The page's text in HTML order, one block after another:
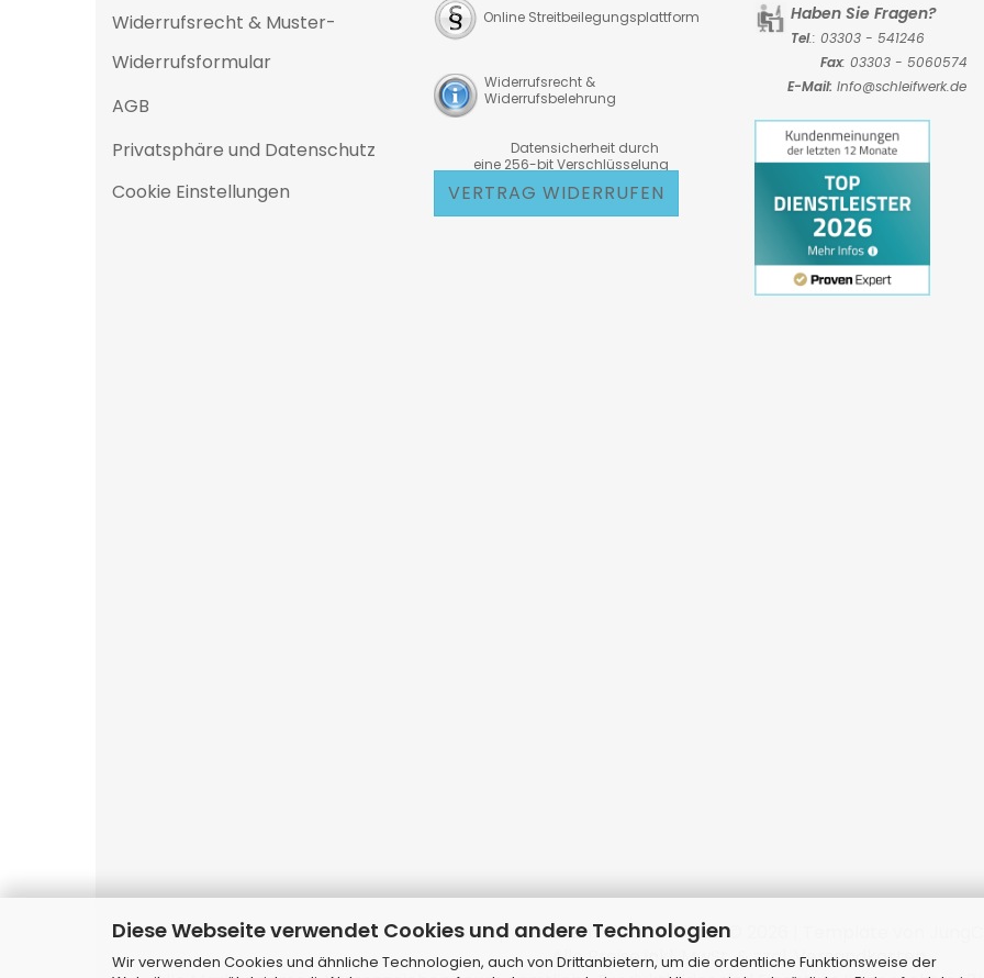
Diese Webseite verwendet Cookies und andere Technologien
Wir verwenden Cookies und ähnliche Technologien, auch von Drittanbietern, um die ordentliche Funktionsweise der
Widerrufsrecht & Muster-
Widerrufsformular
AGB
Privatsphäre und Datenschutz
Cookie Einstellungen
Online Streitbeilegungsplattform
Widerrufsrecht &
Widerrufsbelehrung
Datensicherheit durch
eine 256-bit Verschlüsselung
VERTRAG WIDERRUFEN
Haben Sie Fragen?
Tel.: 03303 - 541246
Fax: 03303 - 5060574
E-Mail: Info@schleifwerk.de
Webshop erstellen mit Gambio.de © 2026 | Template von
Alle Preise inkl. MwSt. & zzgl. Versandkosten